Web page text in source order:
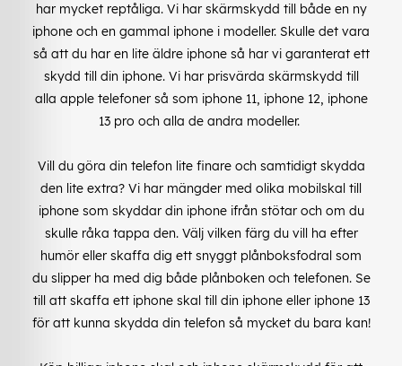
har mycket reptåliga. Vi har skärmskydd till både en ny
iphone och en gammal iphone i modeller. Skulle det vara
så att du har en lite äldre iphone så har vi garanterat ett
skydd till din iphone. Vi har prisvärda skärmskydd till
alla apple telefoner så som iphone 11, iphone 12, iphone
13 pro och alla de andra modeller.
Vill du göra din telefon lite finare och samtidigt skydda
den lite extra? Vi har mängder med olika mobilskal till
iphone som skyddar din iphone ifrån stötar och om du
skulle råka tappa den. Välj vilken färg du vill ha efter
humör eller skaffa dig ett snyggt plånboksfodral som
du slipper ha med dig både plånboken och telefonen. Se
till att skaffa ett iphone skal till din iphone eller iphone 13
för att kunna skydda din telefon så mycket du bara kan!